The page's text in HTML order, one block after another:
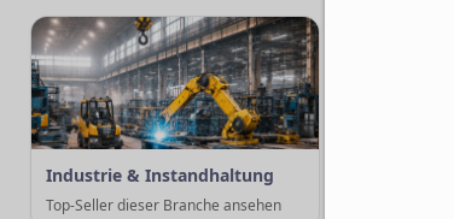
Industrie & Instandhaltung
Top-Seller dieser Branche ansehen